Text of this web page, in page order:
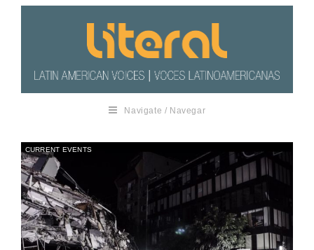
Navigate / Navegar
CURRENT EVENTS